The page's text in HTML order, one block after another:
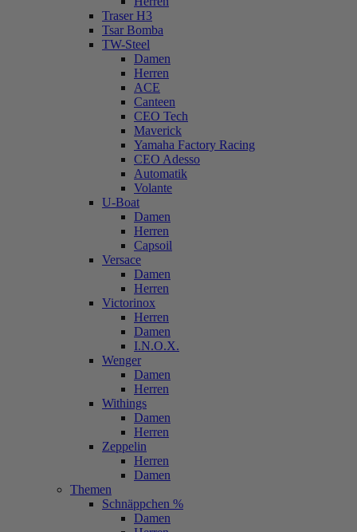
Traser H3
Tsar Bomba
TW-Steel
Damen
Herren
ACE
Canteen
CEO Tech
Maverick
Yamaha Factory Racing
CEO Adesso
Automatik
Volante
U-Boat
Damen
Herren
Capsoil
Versace
Damen
Herren
Victorinox
Herren
Damen
I.N.O.X.
Wenger
Damen
Herren
Withings
Damen
Herren
Zeppelin
Herren
Damen
Themen
Schnäppchen %
Damen